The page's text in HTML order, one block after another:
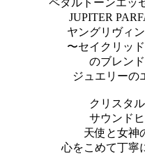
JUPITER
ヤングリヴィ
〜セイクリッ
のブレン
ジュエリーの
クリスタ
サウンド
天使と女神
心をこめて丁寧